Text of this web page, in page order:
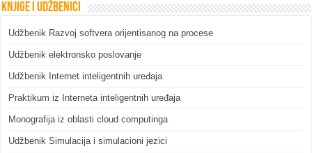
Knjige i udžbenici
Udžbenik Razvoj softvera orijentisanog na procese
Udžbenik elektronsko poslovanje
Udžbenik Internet inteligentnih uređaja
Praktikum iz Interneta inteligentnih uređaja
Monografija iz oblasti cloud computinga
Udžbenik Simulacija i simulacioni jezici